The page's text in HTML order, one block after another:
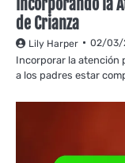
Incorporando la
de Crianza
Lily Harper 02/03/
Incorporar la atención
a los padres estar